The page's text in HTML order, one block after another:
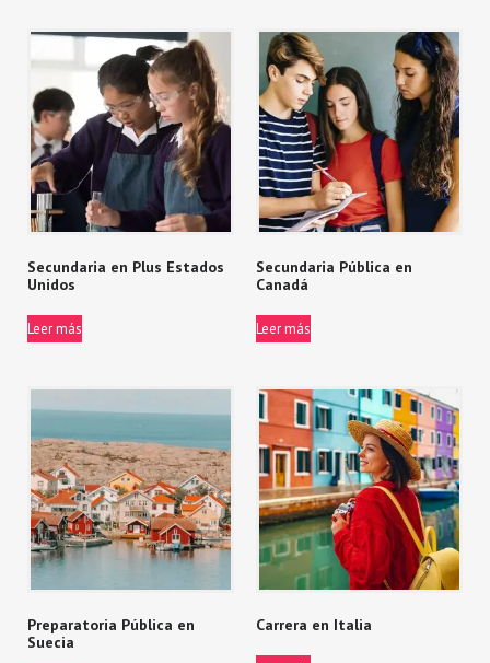
Secundaria en Plus Estados
Unidos
Leer más
Secundaria Pública en
Canadá
Leer más
Preparatoria Pública en
Suecia
Carrera en Italia